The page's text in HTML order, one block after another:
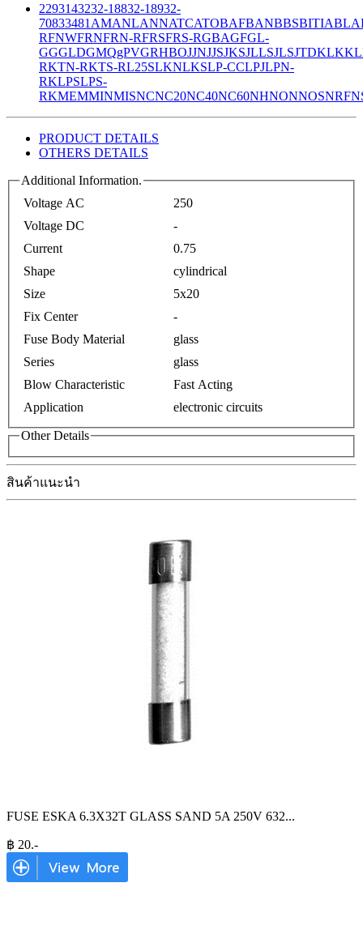
2293143232-18832-18932-
70833481 AMANLANNATCATOBAFBANBBSBITIABLA
RFNWFRNFRN-RFRSFRS-RGBAGFGL-
GGGLDGMQgPVGRHBOJJNJJSJKSJLLSJLSJTDKLK
RKTN-RKTS-RL25SLKNLKSLP-CCLPJLPN-
RKLPSLPS-
RKMEMMINMISNCNC20NC40NC60NHNONNOSNRF
PRODUCT DETAILS
OTHERS DETAILS
Additional Information.
Voltage AC
250
Voltage DC
-
Current
0.75
Shape
cylindrical
Size
5x20
Fix Center
-
Fuse Body Material
glass
Series
glass
Blow Characteristic
Fast Acting
Application
electronic circuits
Other Details
สินค้าแนะนำ
FUSE ESKA 6.3X32T GLASS SAND 5A 250V 632...
฿ 20.-